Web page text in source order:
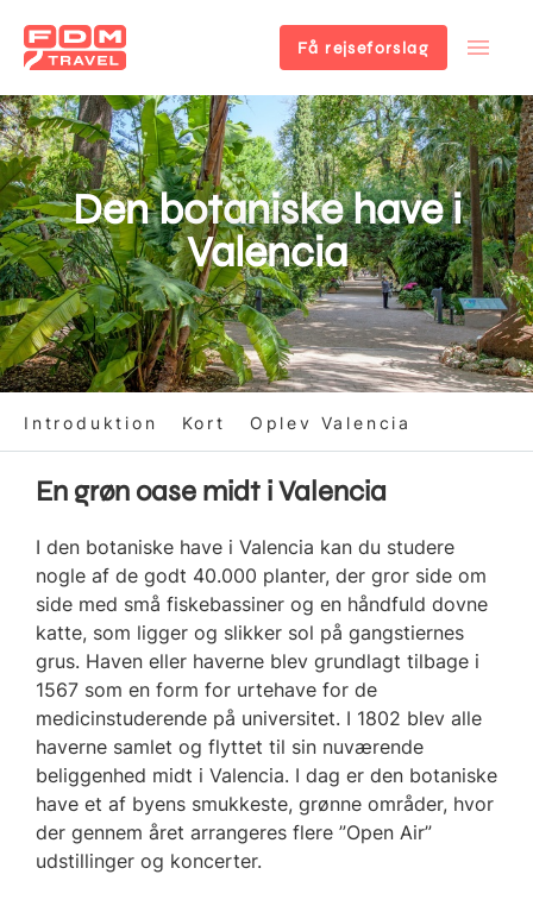
Gå
til
hovedindhold
Få rejseforslag
Den botaniske have i
Valencia
Introduktion Kort Oplev Valencia
En grøn oase midt i Valencia
I den botaniske have i Valencia kan du studere
nogle af de godt 40.000 planter, der gror side om
side med små fiskebassiner og en håndfuld dovne
katte, som ligger og slikker sol på gangstiernes
grus. Haven eller haverne blev grundlagt tilbage i
1567 som en form for urtehave for de
medicinstuderende på universitet. I 1802 blev alle
haverne samlet og flyttet til sin nuværende
beliggenhed midt i Valencia. I dag er den botaniske
have et af byens smukkeste, grønne områder, hvor
der gennem året arrangeres flere ”Open Air”
udstillinger og koncerter.